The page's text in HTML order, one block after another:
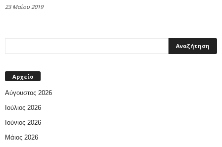
23 Μαΐου 2019
Αρχείο
Αύγουστος 2026
Ιούλιος 2026
Ιούνιος 2026
Μάιος 2026